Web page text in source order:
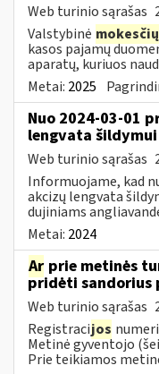
Web turinio sąrašas
Valstybinė mokesčių
kasos pajamų
aparatų, kuriuos
Metai: 2025
Nuo 2024-03-01
lengvata
Web turinio sąrašas
Informuojame, kad
akcizų lengvata
dujiniams
Metai: 2024
Ar prie metinės
pridėti
Web turinio sąrašas
Registracijos
Metinė gyventojo
Prie teikiamos